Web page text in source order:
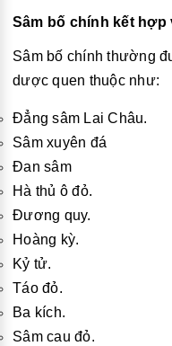
Sâm bố chính kết
Sâm bố chính thường
dược quen thuộc như:
Đẳng sâm Lai Châu.
Sâm xuyên đá
Đan sâm
Hà thủ ô đỏ.
Đương quy.
Hoàng kỳ.
Kỷ tử.
Táo đỏ.
Ba kích.
Sâm cau đỏ.